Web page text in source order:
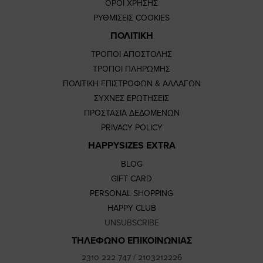
ΟΡΟΙ ΧΡΗΣΗΣ
ΡΥΘΜΙΣΕΙΣ COOKIES
ΠΟΛΙΤΙΚΗ
ΤΡΟΠΟΙ ΑΠΟΣΤΟΛΗΣ
ΤΡΟΠΟΙ ΠΛΗΡΩΜΗΣ
ΠΟΛΙΤΙΚΗ ΕΠΙΣΤΡΟΦΩΝ & ΑΛΛΑΓΩΝ
ΣΥΧΝΕΣ ΕΡΩΤΗΣΕΙΣ
ΠΡΟΣΤΑΣΙΑ ΔΕΔΟΜΕΝΩΝ
PRIVACY POLICY
HAPPYSIZES EXTRA
BLOG
GIFT CARD
PERSONAL SHOPPING
HAPPY CLUB
UNSUBSCRIBE
ΤΗΛΕΦΩΝΟ ΕΠΙΚΟΙΝΩΝΙΑΣ
2310 222 747/ 2103212226